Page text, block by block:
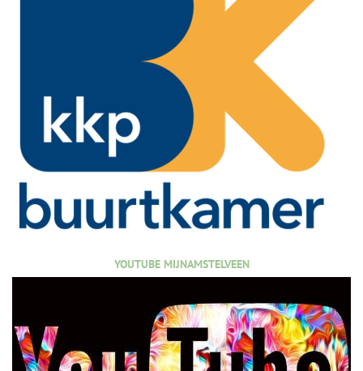
YOUTUBE MIJNAMSTELVEEN